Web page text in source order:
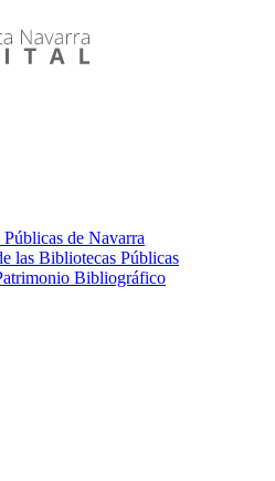
de Navarra
las Bibliotecas Públicas
Bibliográfico